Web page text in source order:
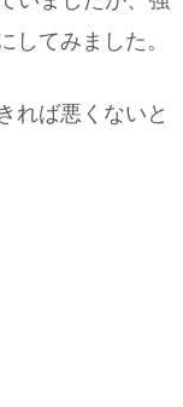
してみました。
れば悪くないと